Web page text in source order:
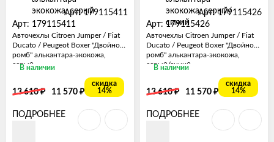
Арт: 179115411
Арт: 179115411
Авточехлы Citroen Jumper / Fiat
Ducato / Peugeot Boxer "Двойной
ромб" алькантара-экокожа,
серый
В наличии
13 610₽ 11 570 ₽
скидка
14%
ПОДРОБНЕЕ
Арт: 179115426
Арт: 179115426
Авточехлы Citroen Jumper / Fiat
Ducato / Peugeot Boxer "Двойной
ромб" алькантара-экокожа,
серый/синий
В наличии
13 610₽ 11 570 ₽
скидка
14%
ПОДРОБНЕЕ